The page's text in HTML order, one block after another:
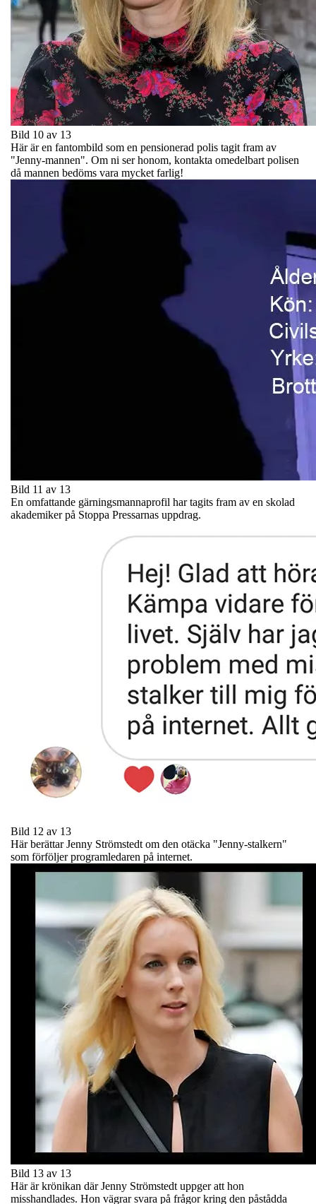
Bild 10 av 13
Här är en fantombild som en pensionerad polis tagit fram av
"Jenny-mannen". Om ni ser honom, kontakta omedelbart polisen
då mannen bedöms vara mycket farlig!
Bild 11 av 13
En omfattande gärningsmannaprofil har tagits fram av en skolad
akademiker på Stoppa Pressarnas uppdrag.
Bild 12 av 13
Här berättar Jenny Strömstedt om den otäcka "Jenny-stalkern"
som förföljer programledaren på internet.
Bild 13 av 13
Här är krönikan där Jenny Strömstedt uppger att hon
misshandlades. Hon vägrar svara på frågor kring den påstådda